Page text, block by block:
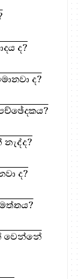
ද?
ද?
ද?
වෙන්නේ